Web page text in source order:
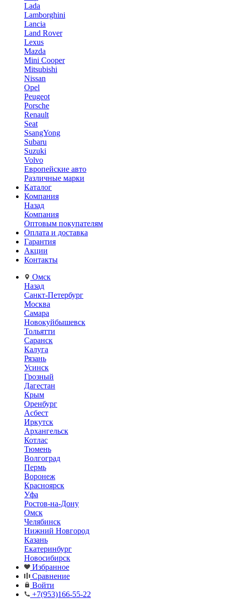
Lada
Lamborghini
Lancia
Land Rover
Lexus
Mazda
Mini Cooper
Mitsubishi
Nissan
Opel
Peugeot
Porsche
Renault
Seat
SsangYong
Subaru
Suzuki
Volvo
Европейские авто
Различные марки
Каталог
Компания
Назад
Компания
Оптовым покупателям
Оплата и доставка
Гарантия
Акции
Контакты
Омск
Назад
Санкт-Петербург
Москва
Самара
Новокуйбышевск
Тольятти
Саранск
Калуга
Рязань
Усинск
Грозный
Дагестан
Крым
Оренбург
Асбест
Иркутск
Архангельск
Котлас
Тюмень
Волгоград
Пермь
Воронеж
Красноярск
Уфа
Ростов-на-Дону
Омск
Челябинск
Нижний Новгород
Казань
Екатеринбург
Новосибирск
Избранное
Сравнение
Войти
+7(953)166-55-22